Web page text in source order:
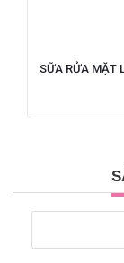
SỮA RỬA MẶT